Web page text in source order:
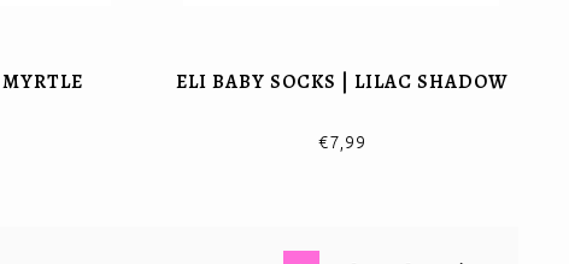
ELI BABY SOCKS | LILAC SHADOW
€7,99